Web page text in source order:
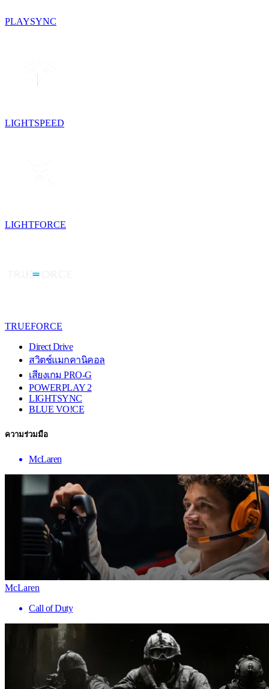
PLAYSYNC
LIGHTSPEED
LIGHTFORCE
TRUEFORCE
Direct Drive
สวิตช์แมกคานิคอล
เสียงเกม PRO-G
POWERPLAY 2
LIGHTSYNC
BLUE VO!CE
ความร่วมมือ
McLaren
McLaren
Call of Duty